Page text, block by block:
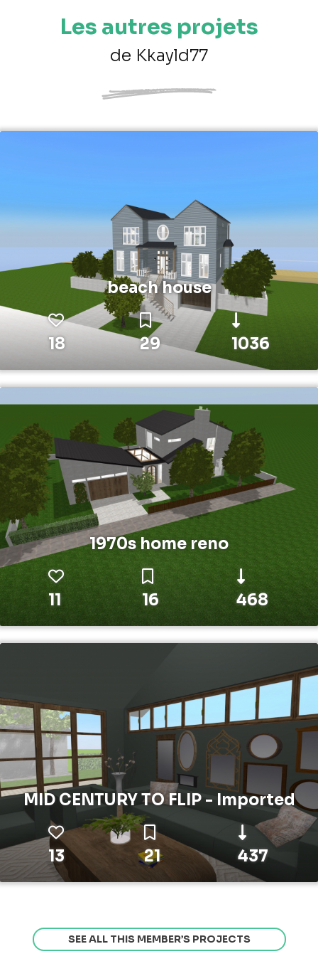
Les autres projets
de Kkayld77
beach house
18 29 1036
1970s home reno
11 16 468
MID CENTURY TO FLIP - Imported
13 21 437
SEE ALL THIS MEMBER’S PROJECTS